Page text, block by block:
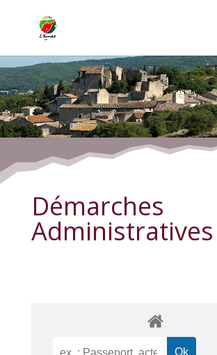
Démarches Administratives
Démarches
Administratives